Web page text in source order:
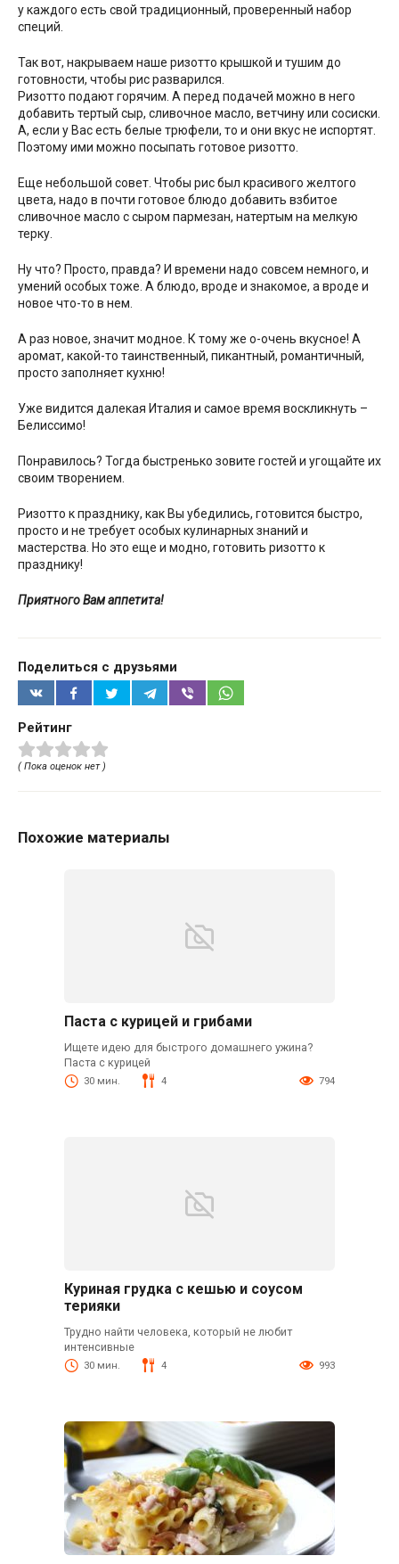
у каждого есть свой традиционный, проверенный набор
специй.
Так вот, накрываем наше ризотто крышкой и тушим до
готовности, чтобы рис разварился.
Ризотто подают горячим. А перед подачей можно в него
добавить тертый сыр, сливочное масло, ветчину или сосиски.
А, если у Вас есть белые трюфели, то и они вкус не испортят.
Поэтому ими можно посыпать готовое ризотто.
Еще небольшой совет. Чтобы рис был красивого желтого
цвета, надо в почти готовое блюдо добавить взбитое
сливочное масло с сыром пармезан, натертым на мелкую
терку.
Ну что? Просто, правда? И времени надо совсем немного, и
умений особых тоже. А блюдо, вроде и знакомое, а вроде и
новое что-то в нем.
А раз новое, значит модное. К тому же о-очень вкусное! А
аромат, какой-то таинственный, пикантный, романтичный,
просто заполняет кухню!
Уже видится далекая Италия и самое время воскликнуть –
Белиссимо!
Понравилось? Тогда быстренько зовите гостей и угощайте их
своим творением.
Ризотто к празднику, как Вы убедились, готовится быстро,
просто и не требует особых кулинарных знаний и
мастерства. Но это еще и модно, готовить ризотто к
празднику!
Приятного Вам аппетита!
Поделиться с друзьями
Рейтинг
( Пока оценок нет )
Похожие материалы
Паста с курицей и грибами
Ищете идею для быстрого домашнего ужина?
Паста с курицей
30 мин. 4 794
Куриная грудка с кешью и соусом
терияки
Трудно найти человека, который не любит
интенсивные
30 мин. 4 993